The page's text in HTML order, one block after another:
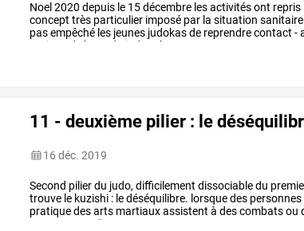
Noel 2020 depuis le 15décembre lesactivitésont repris
concept très particulier imposé par la situation sanitaire
pasempêché les jeunes judokasde reprendrecontact -
notions
de base du judo chutes,
11 - deuxième pilier : le
16 déc. 2019
Second pilierdu judo, difficilement dissociabledu
trouve le kuzishi : ledéséquilibre. lorsquedes personnes
pratiquedesarts martiauxassistent à descombatsou
s'interroger